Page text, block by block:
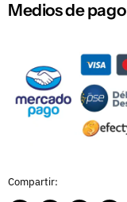
Medios de pago
Compartir: